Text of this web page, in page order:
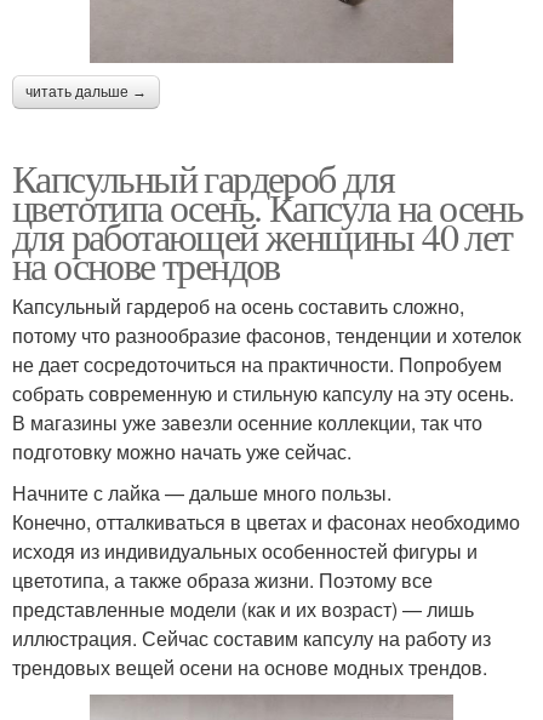
читать дальше →
Капсульный гардероб для
цветотипа осень. Капсула на осень
для работающей женщины 40 лет
на основе трендов
Капсульный гардероб на осень составить сложно,
потому что разнообразие фасонов, тенденции и хотелок
не дает сосредоточиться на практичности. Попробуем
собрать современную и стильную капсулу на эту осень.
В магазины уже завезли осенние коллекции, так что
подготовку можно начать уже сейчас.
Начните с лайка — дальше много пользы.
Конечно, отталкиваться в цветах и фасонах необходимо
исходя из индивидуальных особенностей фигуры и
цветотипа, а также образа жизни. Поэтому все
представленные модели (как и их возраст) — лишь
иллюстрация. Сейчас составим капсулу на работу из
трендовых вещей осени на основе модных трендов.